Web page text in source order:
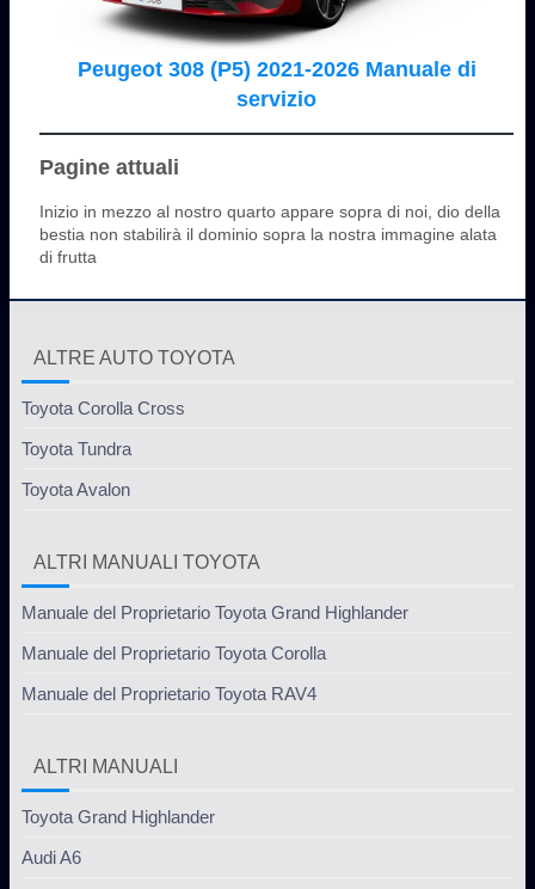
Peugeot 308 (P5) 2021-2026 Manuale di
servizio
Pagine attuali
Inizio in mezzo al nostro quarto appare sopra di noi, dio della
bestia non stabilirà il dominio sopra la nostra immagine alata
di frutta
ALTRE AUTO TOYOTA
Toyota Corolla Cross
Toyota Tundra
Toyota Avalon
ALTRI MANUALI TOYOTA
Manuale del Proprietario Toyota Grand Highlander
Manuale del Proprietario Toyota Corolla
Manuale del Proprietario Toyota RAV4
ALTRI MANUALI
Toyota Grand Highlander
Audi A6